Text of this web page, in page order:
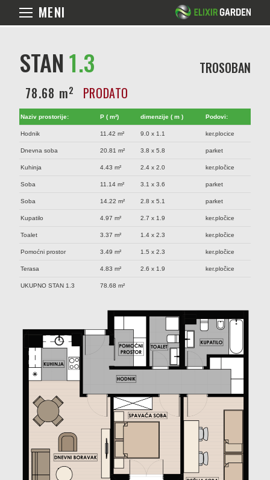
MENI
STAN1.3
TROSOBAN
78.68 m2 PRODATO
Naziv prostorije: P ( m²) dimenzije ( m ) Podovi:
Hodnik 11.42 m² 9.0 x 1.1 ker.plocice
Dnevna soba 20.81 m² 3.8 x 5.8 parket
Kuhinja 4.43 m² 2.4 x 2.0 ker.pločice
Soba 11.14 m² 3.1 x 3.6 parket
Soba 14.22 m² 2.8 x 5.1 parket
Kupatilo 4.97 m² 2.7 x 1.9 ker.pločice
Toalet 3.37 m² 1.4 x 2.3 ker.pločice
Pomoćni prostor 3.49 m² 1.5 x 2.3 ker.pločice
Terasa 4.83 m² 2.6 x 1.9 ker.pločice
UKUPNO STAN 1.3 78.68 m²